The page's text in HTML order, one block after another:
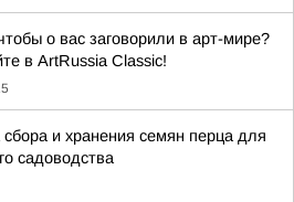
о вас заговорили в арт-мире?
в ArtRussia Classic!
и хранения семян перца для
садоводства